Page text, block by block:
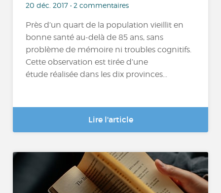
20 déc. 2017 • 2 commentaires
Près d’un quart de la population vieillit en
bonne santé au-delà de 85 ans, sans
problème de mémoire ni troubles cognitifs.
Cette observation est tirée d’une
étude réalisée dans les dix provinces...
Lire l'article